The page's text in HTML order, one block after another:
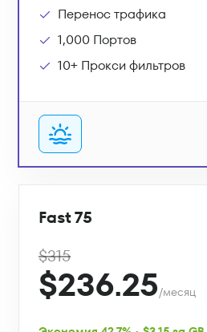
Перенос трафика
1,000 Портов
10+ Прокси фильтров
Fast 75
$315
$236.25/месяц